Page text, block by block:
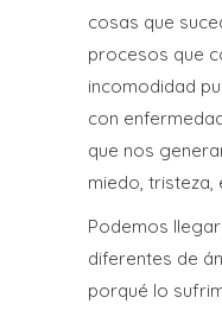
cosas que
procesos que
incomodidad
con
que nos
miedo, tristeza,
Podemos
diferentes de
porqué lo